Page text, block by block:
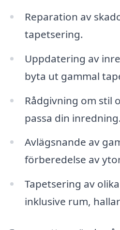
Reparation av
tapetsering.
Uppdatering av
byta ut gammal
Rådgivning om stil
passa din inredning.
Avlägsnande av
förberedelse av
Tapetsering av
inklusive rum,